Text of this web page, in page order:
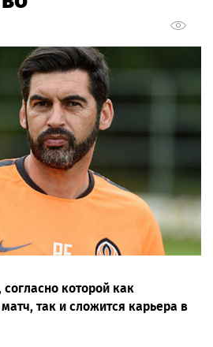
которой как
так и сложится карьера в